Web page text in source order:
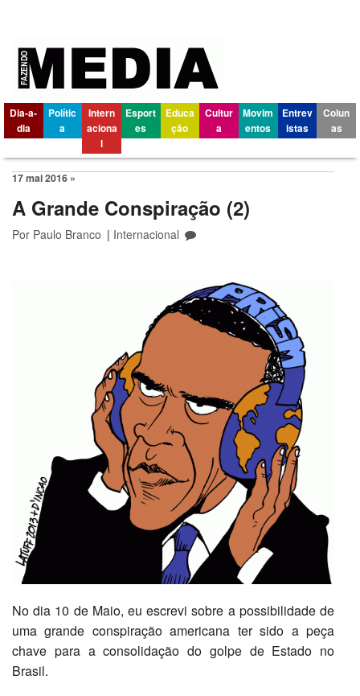
Dia-a-
dia
Polític
a
Intern
aciona
l
Esport
es
Educa
ção
Cultur
a
Movim
entos
Entrev
istas
Colun
as
17 mai 2016 »
A Grande Conspiração (2)
Por Paulo Branco | Internacional
No dia 10 de Maio, eu escrevi sobre a possibilidade de
uma grande conspiração americana ter sido a peça
chave para a consolidação do golpe de Estado no
Brasil.